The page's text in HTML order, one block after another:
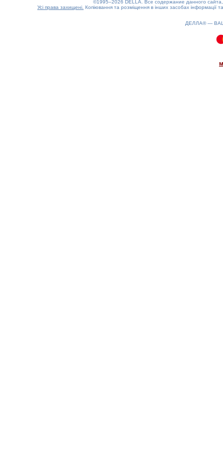
©1995–2026 DELLA. Все содержание данного
Усі права захищені. Копіювання та розміщення в інших засобах інформації
ДЕЛЛА® —